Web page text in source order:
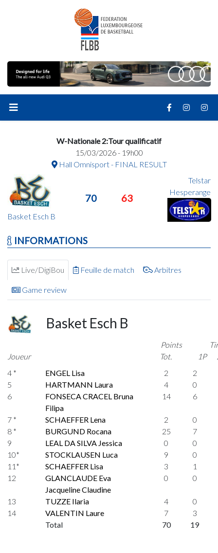
W-Nationale 2:Tour qualificatif
15/03/2026 - 19h00
Hall Omnisport - FINAL RESULT
Basket Esch B
70 63
Telstar
Hesperange
INFORMATIONS
Live/DigiBou Feuille de match Arbitres
Game review
Basket Esch B
Joueur
Points
Tot.
1P
4 *
ENGEL Lisa 2
2
5
HARTMANN Laura 4
0
6
FONSECA CRACEL Bruna
Filipa
14 6
7 * SCHAEFFER Lena 2
0
8 *
BURGUND Rocana 25
7
9
LEAL DA SILVA Jessica 0
0
10*
STOCKLAUSEN Luca 9
0
11*
SCHAEFFER Lisa 3
1
12
GLANCLAUDE Eva
Jacqueline Claudine
0 0
13 TUZZE Ilaria 4
0
14
VALENTIN Laure 7
3
Total
70 19